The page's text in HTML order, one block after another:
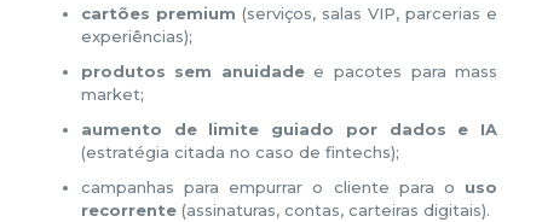
cartões premium (serviços, salas VIP, parcerias e
experiências);
produtos sem anuidadee pacotes para mass
market;
aumento de limite guiado por dados e IA
(estratégia citada no caso de fintechs);
campanhas para empurrar o cliente para o uso
recorrente(assinaturas, contas, carteiras digitais).